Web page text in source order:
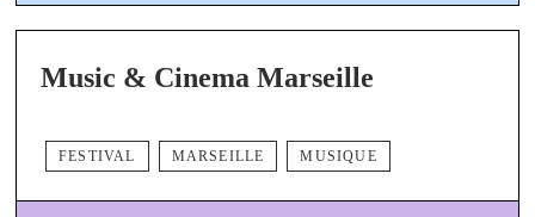
Music & Cinema Marseille
FESTIVAL MARSEILLE MUSIQUE